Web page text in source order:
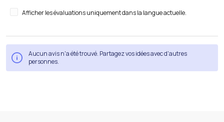
Afficher les évaluations uniquement dans la langue actuelle.
Aucun avis n'a été trouvé. Partagez vos idées avec d'autres
personnes.